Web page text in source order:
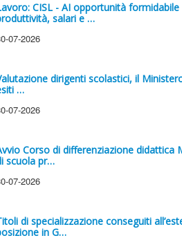
CISL - AI opportunità
salari e …
07-2026
dirigenti scolastici, il
…
07-2026
Corso di differenziazione didattica
scuola pr…
07-2026
di specializzazione conseguiti
in G…